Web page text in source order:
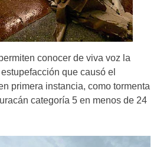
conocer de viva voz la
que causó el
primera instancia, como tormenta
categoría 5 en menos de 24